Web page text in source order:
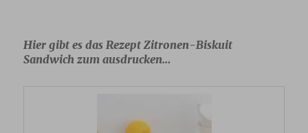
Hier gibt es das Rezept Zitronen-Biskuit
Sandwich zum ausdrucken…